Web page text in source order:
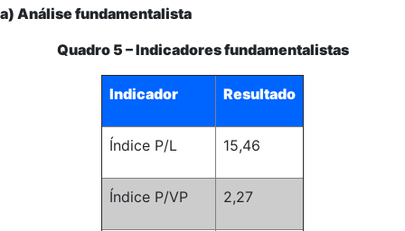
a) Análise fundamentalista
Quadro 5 – Indicadores fundamentalistas
Indicador Resultado
Índice P/L 15,46
Índice P/VP 2,27